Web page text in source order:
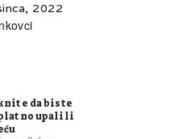
2022
da biste
upalili